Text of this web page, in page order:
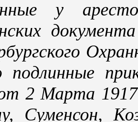
у
подлинные
2 Марта
Суменсон,